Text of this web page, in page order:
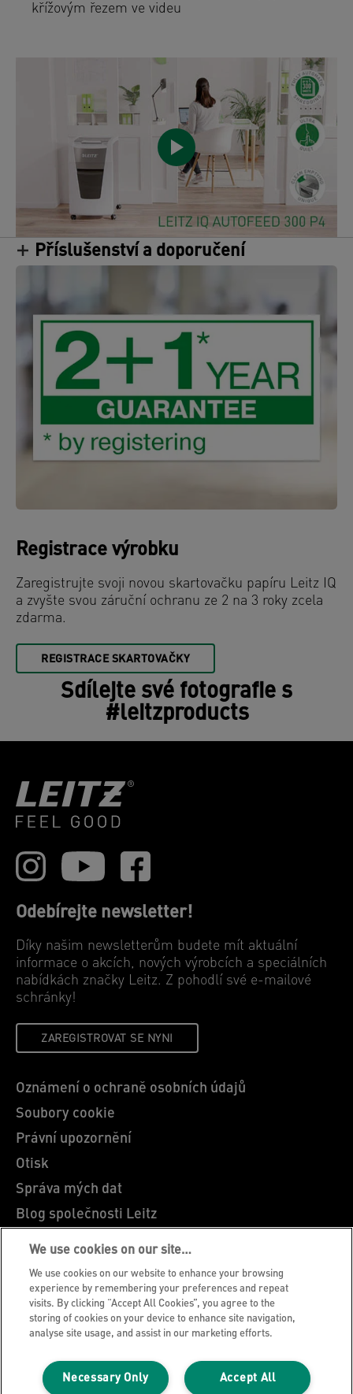
křížovým řezem ve videu
/
Příslušenství a doporučení
Registrace výrobku
Zaregistrujte svoji novou skartovačku papíru Leitz IQ
a zvyšte svou záruční ochranu ze 2 na 3 roky zcela
zdarma.
REGISTRACE SKARTOVAČKY
Sdílejte své fotografie s
#leitzproducts
Odebírejte newsletter!
Díky našim newsletterům budete mít aktuální
informace o akcích, nových výrobcích a speciálních
nabídkách značky Leitz. Z pohodlí své e-mailové
schránky!
ZAREGISTROVAT SE NYNI
Oznámení o ochraně osobních údajů
Soubory cookie
Právní upozornění
Otisk
Správa mých dat
Blog společnosti Leitz
Zákaznická podpora
Pokyny pro recyklaci obalů
Záruční podmínky
Prohlášení o shodě
We use cookies on our site…
We use cookies on our website to enhance your browsing
experience by remembering your preferences and repeat
visits. By clicking “Accept All Cookies”, you agree to the
storing of cookies on your device to enhance site navigation,
analyse site usage, and assist in our marketing efforts.
Accept All
Necessary Only